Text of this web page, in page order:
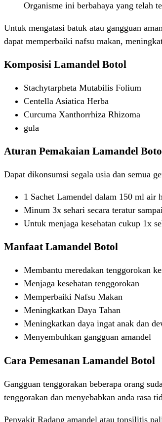
Organisme ini berbahaya yang telah
Untuk mengatasi batuk atau gangguan
dapat memperbaiki nafsu makan,
Komposisi Lamandel Botol
Stachytarpheta Mutabilis Folium
Centella Asiatica Herba
Curcuma Xanthorrhiza Rhizoma
gula
Aturan Pemakaian Lamandel
Dapat dikonsumsi segala usia dan semua
1 Sachet Lamendel dalam 150 ml air
Minum 3x sehari secara teratur
Untuk menjaga kesehatan cukup 1x
Manfaat Lamandel Botol
Membantu meredakan tenggorokan
Menjaga kesehatan tenggorokan
Memperbaiki Nafsu Makan
Meningkatkan Daya Tahan
Meningkatkan daya ingat anak dan
Menyembuhkan gangguan amandel
Cara Pemesanan Lamandel Botol
Gangguan tenggorakan beberapa orang
tenggorakan dan menyebabkan anda rasa
Penyakit Radang amandel atau tonsilitis